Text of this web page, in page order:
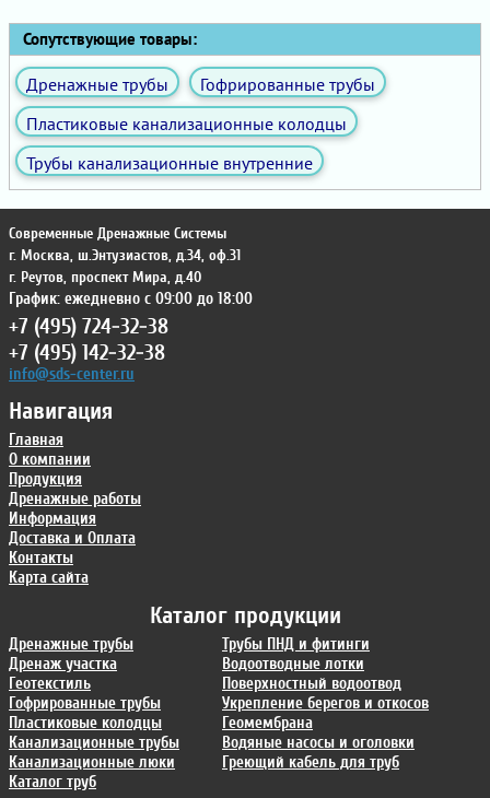
Сопутствующие товары:
Дренажные трубы
Гофрированные трубы
Пластиковые канализационные колодцы
Трубы канализационные внутренние
Каталог продукции
Дренажные трубы
Дренаж участка
Геотекстиль
Гофрированные трубы
Пластиковые колодцы
Канализационные трубы
Канализационные люки
Каталог труб
Трубы ПНД и фитинги
Водоотводные лотки
Поверхностный водоотвод
Укрепление берегов и откосов
Геомембрана
Водяные насосы и оголовки
Греющий кабель для труб
Навигация
Главная
О компании
Продукция
Дренажные работы
Информация
Доставка и Оплата
Контакты
Карта сайта
Современные Дренажные Системы
г. Москва, ш.Энтузиастов, д.34, оф.31
г. Реутов, проспект Мира, д.40
График: ежедневно с 09:00 до 18:00
+7 (495) 724-32-38
+7 (495) 142-32-38
info@sds-center.ru